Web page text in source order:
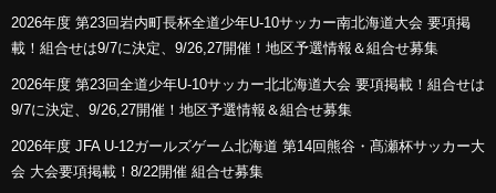
2026年度 第23回岩内町長杯全道少年U-10サッカー南北海道大会 要項掲
載！組合せは9/7に決定、9/26,27開催！地区予選情報＆組合せ募集
2026年度 第23回全道少年U-10サッカー北北海道大会 要項掲載！組合せは
9/7に決定、9/26,27開催！地区予選情報＆組合せ募集
2026年度 JFA U-12ガールズゲーム北海道 第14回熊谷・髙瀬杯サッカー大
会 大会要項掲載！8/22開催 組合せ募集